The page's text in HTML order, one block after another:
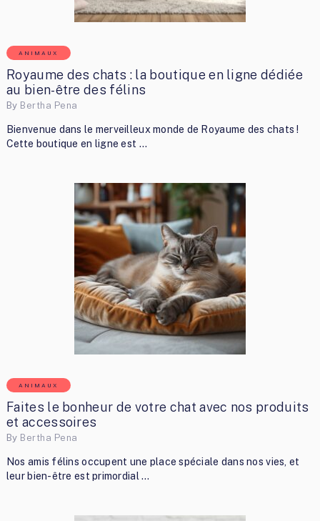
ANIMAUX
Royaume des chats : la boutique en ligne dédiée
au bien-être des félins
By Bertha Pena
Bienvenue dans le merveilleux monde de Royaume des chats !
Cette boutique en ligne est …
ANIMAUX
Faites le bonheur de votre chat avec nos produits
et accessoires
By Bertha Pena
Nos amis félins occupent une place spéciale dans nos vies, et
leur bien-être est primordial …